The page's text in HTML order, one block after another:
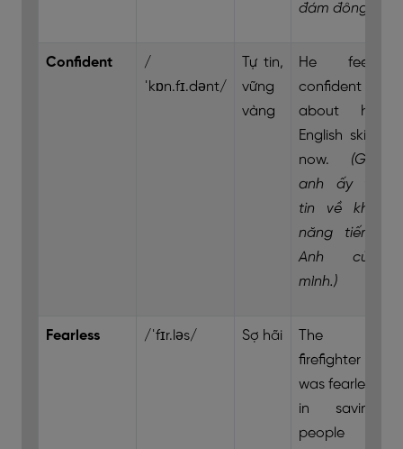
đám đông.)
Confident
/
ˈkɒn.fɪ.dənt/
Tự tin,
vững
vàng
He feels
confident
about his
English skills
now. (Giờ
anh ấy tự
tin về khả
năng tiếng
Anh của
mình.)
Fearless /ˈfɪr.ləs/ Sợ hãi
The
firefighter
was fearless
in saving
people